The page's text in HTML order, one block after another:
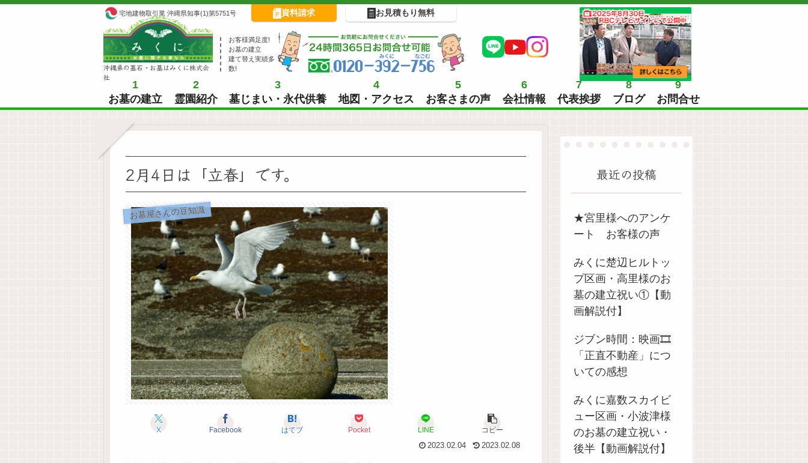
宅地建物取引業 沖縄県知事(1)第5751号 資料請求 お見積もり無料
沖縄県の墓石・お墓はみくに株式会
社
お客様満足度!
お墓の建立
建て替え実績多
数!
1
お墓の建立
2
霊園紹介
3
墓じまい・永代供養
4
地図・アクセス
5
お客さまの声
6
会社情報
7
代表挨拶
8
ブログ
9
お問合せ
2月4日は「立春」です。
お墓屋さんの豆知識
X Facebook はてブ Pocket LINE
コピー
2023.02.04
2023.02.08
最近の投稿
★宮里様へのアンケ
ート お客様の声
みくに楚辺ヒルトッ
プ区画・高里様のお
墓の建立祝い①【動
画解説付】
ジブン時間：映画🎞️
「正直不動産」につ
いての感想
みくに嘉数スカイビ
ュー区画・小波津様
のお墓の建立祝い・
後半【動画解説付】